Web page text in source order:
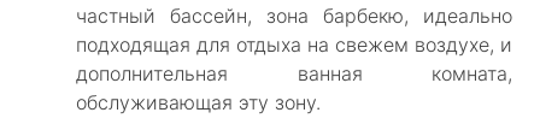
частный бассейн, зона барбекю, идеально
подходящая для отдыха на свежем воздухе, и
дополнительная ванная комната,
обслуживающая эту зону.